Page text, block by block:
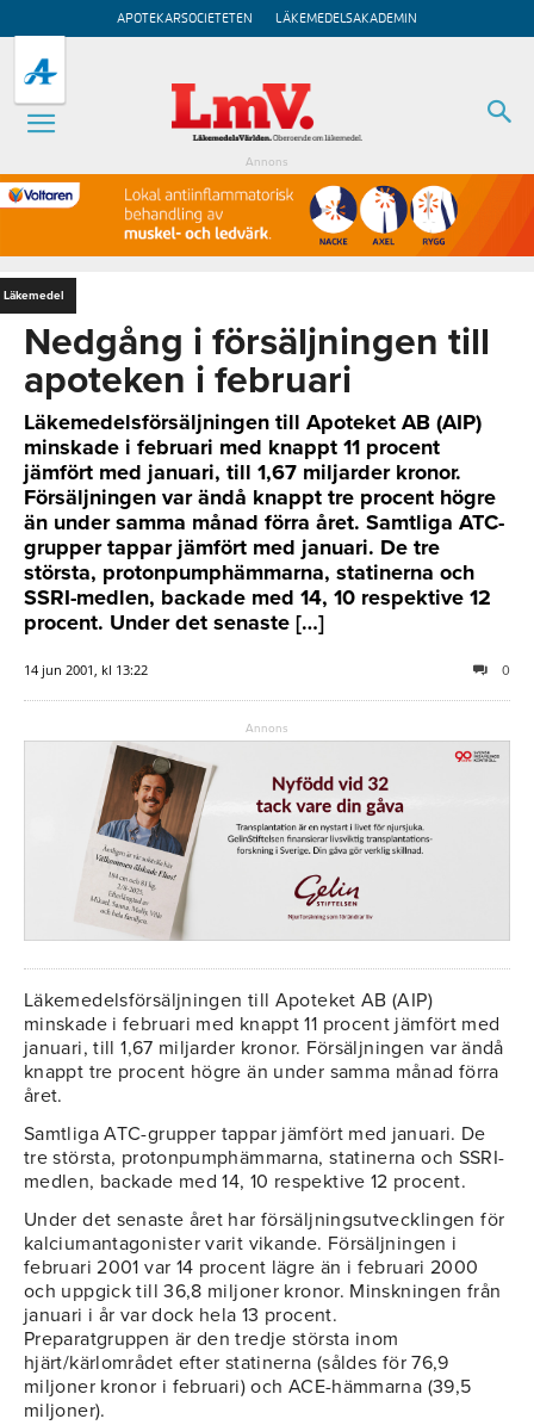
APOTEKARSOCIETETEN LÄKEMEDELSAKADEMIN
Annons
Läkemedel
Nedgång i försäljningen till
apoteken i februari
Läkemedelsförsäljningen till Apoteket AB (AIP)
minskade i februari med knappt 11 procent
jämfört med januari, till 1,67 miljarder kronor.
Försäljningen var ändå knappt tre procent högre
än under samma månad förra året. Samtliga ATC-
grupper tappar jämfört med januari. De tre
största, protonpumphämmarna, statinerna och
SSRI-medlen, backade med 14, 10 respektive 12
procent. Under det senaste […]
14 jun 2001, kl 13:22 0
Annons
Läkemedelsförsäljningen till Apoteket AB (AIP)
minskade i februari med knappt 11 procent jämfört med
januari, till 1,67 miljarder kronor. Försäljningen var ändå
knappt tre procent högre än under samma månad förra
året.
Samtliga ATC-grupper tappar jämfört med januari. De
tre största, protonpumphämmarna, statinerna och SSRI-
medlen, backade med 14, 10 respektive 12 procent.
Under det senaste året har försäljningsutvecklingen för
kalciumantagonister varit vikande. Försäljningen i
februari 2001 var 14 procent lägre än i februari 2000
och uppgick till 36,8 miljoner kronor. Minskningen från
januari i år var dock hela 13 procent.
Preparatgruppen är den tredje största inom
hjärt/kärlområdet efter statinerna (såldes för 76,9
miljoner kronor i februari) och ACE-hämmarna (39,5
miljoner).